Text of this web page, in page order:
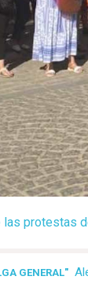
protestas
GENERAL"